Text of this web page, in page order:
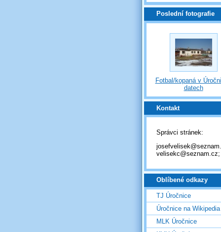
Poslední fotografie
Fotbal/kopaná v
datech
Kontakt
Správci stránek:
velisekc@seznam.cz;
Oblíbené odkazy
TJ Úročnice
Úročnice na Wikipedia
MLK Úročnice